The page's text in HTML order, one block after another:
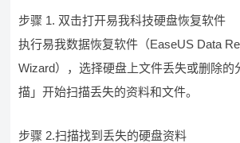
步骤 1. 双击打开易我科技硬盘恢复软件
执行易我数据恢复软件（EaseUS Data
Wizard），选择硬盘上文件丢失或删除的
描」开始扫描丢失的资料和文件。
步骤 2.扫描找到丢失的硬盘资料